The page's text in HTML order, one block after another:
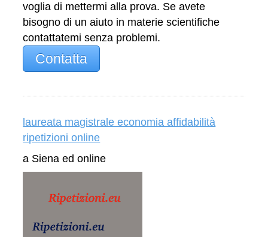
voglia di mettermi alla prova. Se avete
bisogno di un aiuto in materie scientifiche
contattatemi senza problemi.
Contatta
laureata magistrale economia affidabilità
ripetizioni online
a Siena ed online